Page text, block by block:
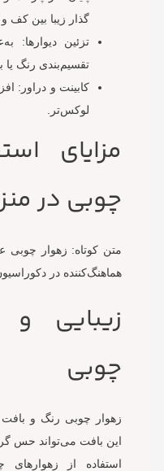
گذار زیبا بین کف و
تزئین دیوارها:
تقسیم‌بندی رنگ یا
کابینت و دراور:
لوکس‌تر.
مزایای
چوبی در
متن کوتاه: زهوار چوبی
هماهنگ‌کننده در
زیبایی و
چوبی
زهوار چوبی رنگ و
این بافت می‌تواند حس
استفاده از